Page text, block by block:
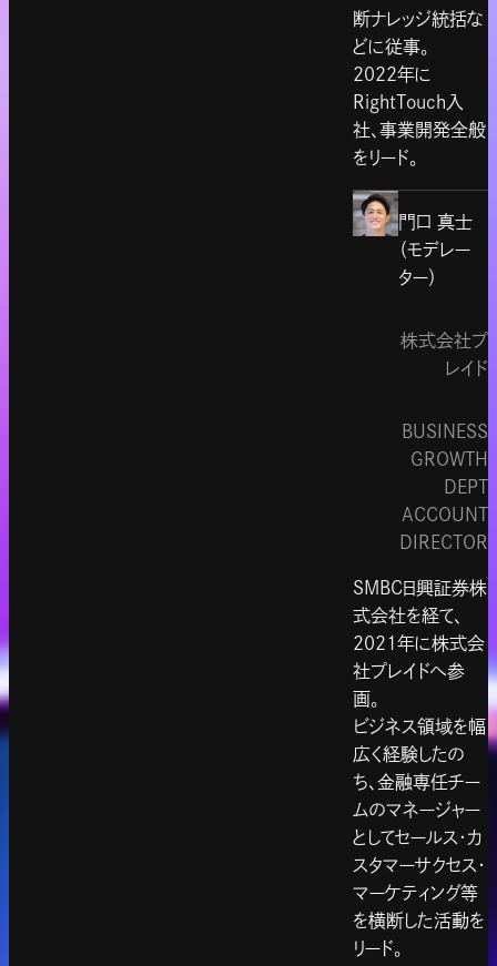
断ナレッジ統括な
どに従事。
2022年に
RightTouch入
社、事業開発全般
をリード。
門口 真士
（モデレー
ター）
株式会社プ
レイド
BUSINESS
GROWTH
DEPT
ACCOUNT
DIRECTOR
SMBC日興証券株
式会社を経て、
2021年に株式会
社プレイドへ参
画。
ビジネス領域を幅
広く経験したの
ち、金融専任チー
ムのマネージャー
としてセールス・カ
スタマーサクセス・
マーケティング等
を横断した活動を
リード。